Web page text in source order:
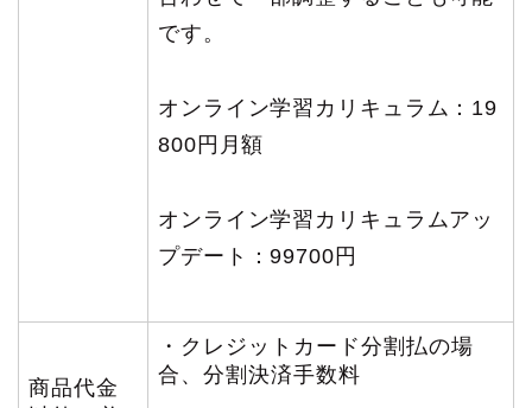
です。
オンライン学習カリキュラム：19
800円月額
オンライン学習カリキュラムアッ
プデート：99700円
商品代金
・クレジットカード分割払の場
合、分割決済手数料